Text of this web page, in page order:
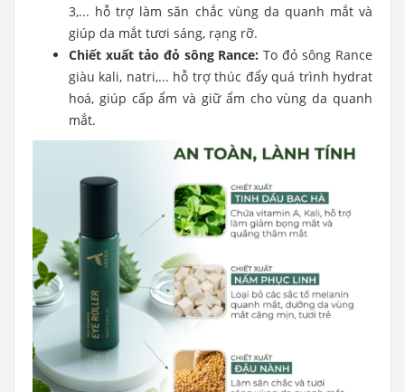
3,... hỗ trợ làm săn chắc vùng da quanh mắt và
giúp da mắt tươi sáng, rạng rỡ.
Chiết xuất tảo đỏ sông Rance:To đỏ sông Rance
giàu kali, natri,... hỗ trợ thúc đẩy quá trình hydrat
hoá, giúp cấp ẩm và giữ ẩm cho vùng da quanh
mắt.